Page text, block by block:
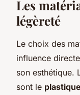
Les
légèreté
Le choix des
influence
son esthétique.
sont le plastique